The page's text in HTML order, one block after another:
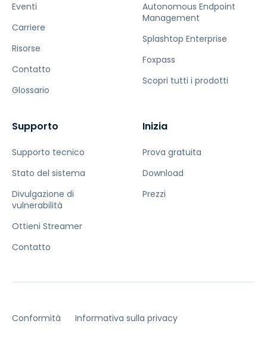
Eventi
Carriere
Risorse
Contatto
Glossario
Autonomous Endpoint
Management
Splashtop Enterprise
Foxpass
Scopri tutti i prodotti
Supporto
Supporto tecnico
Stato del sistema
Divulgazione di
vulnerabilità
Ottieni Streamer
Contatto
Inizia
Prova gratuita
Download
Prezzi
Conformità Informativa sulla privacy